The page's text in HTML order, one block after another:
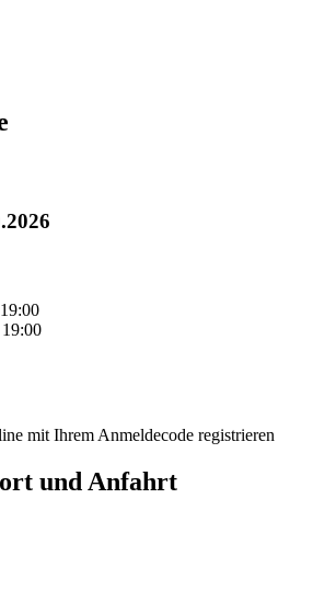
mit Ihrem Anmeldecode registrieren
und Anfahrt